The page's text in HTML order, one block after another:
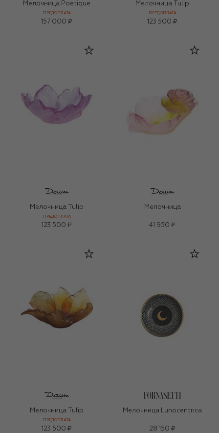
Мелочница Poetique
ПРЕДОПЛАТА
157 000 ₽
Мелочница Tulip
ПРЕДОПЛАТА
123 500 ₽
Мелочница Tulip
ПРЕДОПЛАТА
123 500 ₽
Мелочница
41 950 ₽
Мелочница Tulip
ПРЕДОПЛАТА
123 500 ₽
Мелочница Lunocentrica
28 150 ₽